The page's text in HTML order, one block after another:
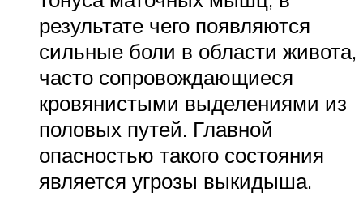
результате чего появляются
сильные боли в области живота,
часто сопровождающиеся
кровянистыми выделениями из
половых путей. Главной
опасностью такого состояния
является угрозы выкидыша.